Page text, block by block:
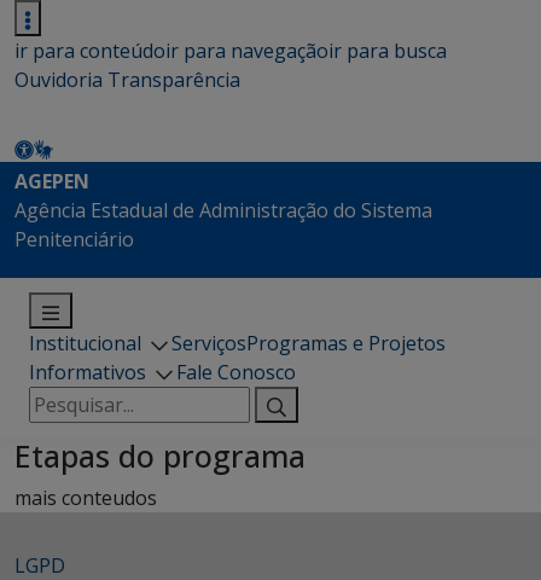
ir para conteúdoir para navegaçãoir para busca
Ouvidoria Transparência
AGEPEN
Agência Estadual de Administração do Sistema
Penitenciário
Institucional ServiçosProgramas e Projetos
Informativos
Fale Conosco
Pesquisar
por:
Etapas do programa
mais conteudos
LGPD